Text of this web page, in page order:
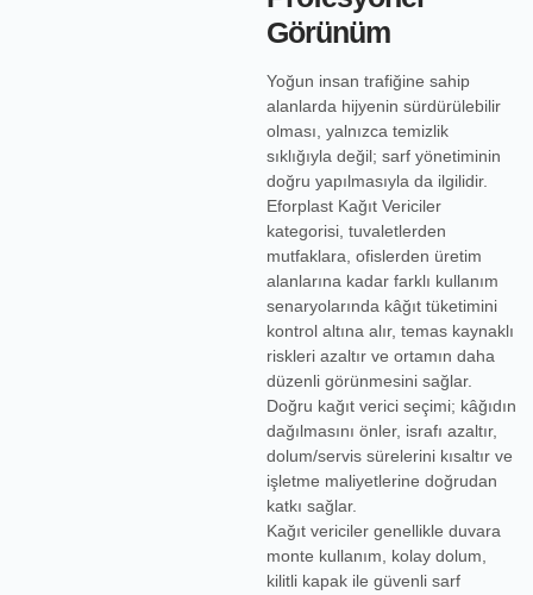
Görünüm
Yoğun insan trafiğine sahip
alanlarda hijyenin sürdürülebilir
olması, yalnızca temizlik
sıklığıyla değil; sarf yönetiminin
doğru yapılmasıyla da ilgilidir.
Eforplast Kağıt Vericiler
kategorisi, tuvaletlerden
mutfaklara, ofislerden üretim
alanlarına kadar farklı kullanım
senaryolarında kâğıt tüketimini
kontrol altına alır, temas kaynaklı
riskleri azaltır ve ortamın daha
düzenli görünmesini sağlar.
Doğru kağıt verici seçimi; kâğıdın
dağılmasını önler, israfı azaltır,
dolum/servis sürelerini kısaltır ve
işletme maliyetlerine doğrudan
katkı sağlar.
Kağıt vericiler genellikle duvara
monte kullanım, kolay dolum,
kilitli kapak ile güvenli sarf